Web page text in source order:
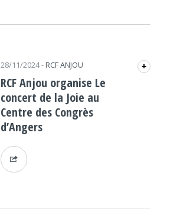
28/11/2024- RCF ANJOU +
RCF Anjou organise Le
concert de la Joie au
Centre des Congrès
d’Angers